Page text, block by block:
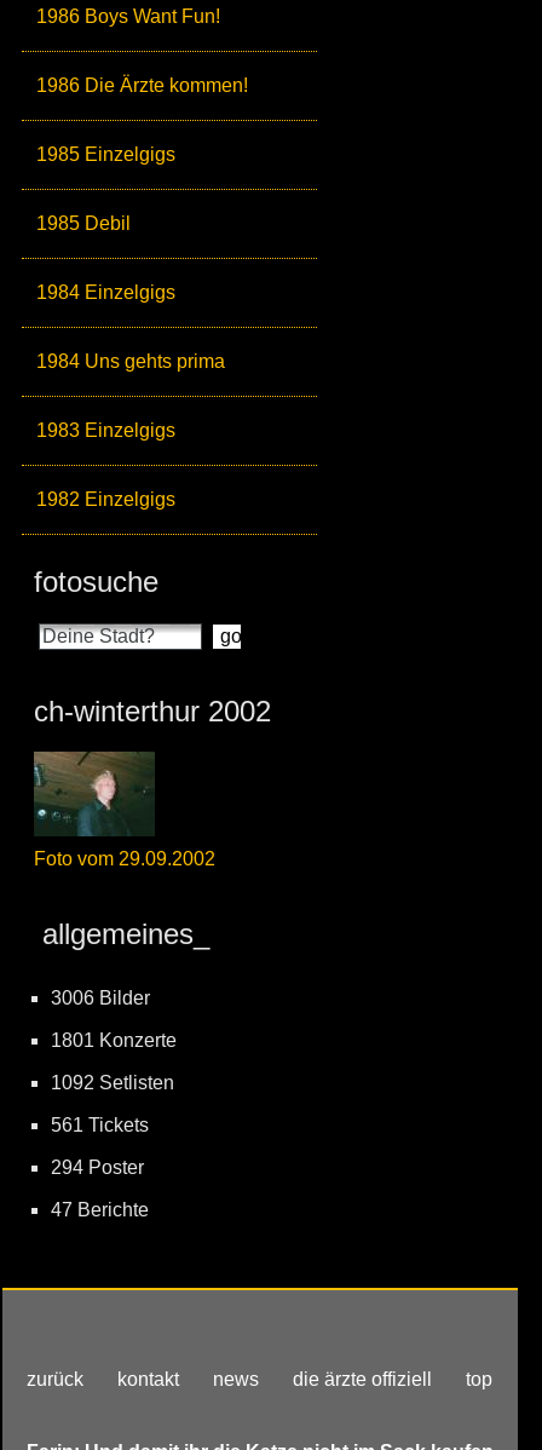
1986 Boys Want Fun!
1986 Die Ärzte kommen!
1985 Einzelgigs
1985 Debil
1984 Einzelgigs
1984 Uns gehts prima
1983 Einzelgigs
1982 Einzelgigs
fotosuche
ch-winterthur 2002
Foto vom 29.09.2002
allgemeines_
3006 Bilder
1801 Konzerte
1092 Setlisten
561 Tickets
294 Poster
47 Berichte
zurück kontakt news die ärzte offiziell top